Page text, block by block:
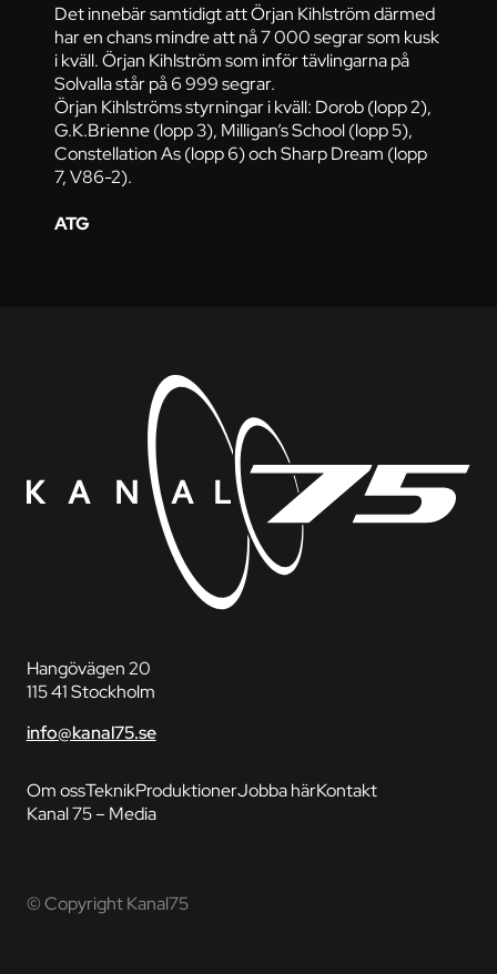
Det innebär samtidigt att Örjan Kihlström därmed
har en chans mindre att nå 7 000 segrar som kusk
i kväll. Örjan Kihlström som inför tävlingarna på
Solvalla står på 6 999 segrar.
Örjan Kihlströms styrningar i kväll: Dorob (lopp 2),
G.K.Brienne (lopp 3), Milligan’s School (lopp 5),
Constellation As (lopp 6) och Sharp Dream (lopp
7, V86-2).
ATG
Hangövägen 20
115 41 Stockholm
info@kanal75.se
Om ossTeknikProduktionerJobba härKontakt
Kanal 75 – Media
© Copyright Kanal75